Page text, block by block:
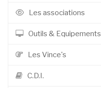
Les associations
Outils & Equipements
Les Vince's
C.D.I.